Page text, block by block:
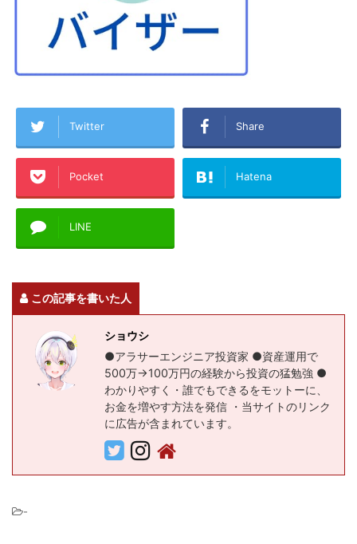
Twitter Share
Pocket Hatena
LINE
この記事を書いた人
ショウシ
●アラサーエンジニア投資家 ●資産運用で
500万→100万円の経験から投資の猛勉強 ●
わかりやすく・誰でもできるをモットーに、
お金を増やす方法を発信 ・当サイトのリンク
に広告が含まれています。
-